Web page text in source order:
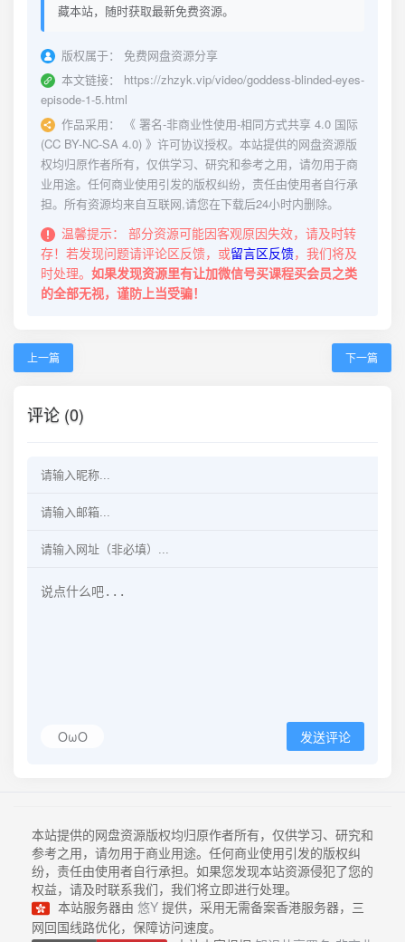
藏本站，随时获取最新免费资源。
版权属于：
免费网盘资源分享
本文链接：
https://zhzyk.vip/video/goddess-blinded-eyes-
episode-1-5.html
作品采用：
《 署名-非商业性使用-相同方式共享 4.0 国际
(CC BY-NC-SA 4.0) 》许可协议授权。本站提供的网盘资源版
权均归原作者所有，仅供学习、研究和参考之用，请勿用于商
业用途。任何商业使用引发的版权纠纷，责任由使用者自行承
担。所有资源均来自互联网,请您在下载后24小时内删除。
温馨提示：
部分资源可能因客观原因失效，请及时转
存！若发现问题请评论区反馈，或留言区反馈，我们将及
时处理。 如果发现资源里有让加微信号买课程买会员之类
的全部无视，谨防上当受骗！
上一篇 下一篇
评论 (0)
OωO 发送评论
本站提供的网盘资源版权均归原作者所有，仅供学习、研究和
参考之用，请勿用于商业用途。任何商业使用引发的版权纠
纷，责任由使用者自行承担。如果您发现本站资源侵犯了您的
权益，请及时联系我们，我们将立即进行处理。
本站服务器由 悠Y 提供，采用无需备案香港服务器，三
网回国线路优化，保障访问速度。